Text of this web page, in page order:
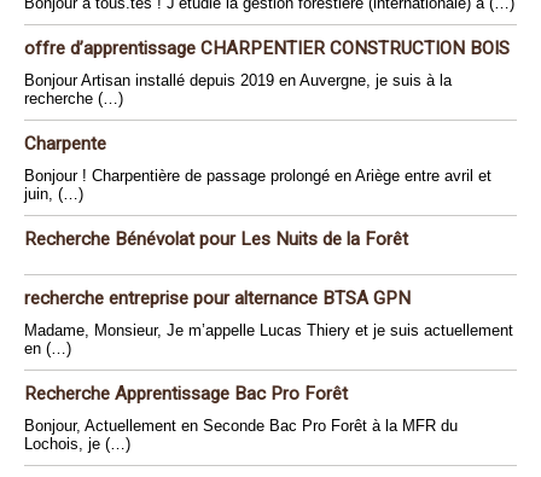
offre d’apprentissage CHARPENTIER CONSTRUCTION BOIS
Bonjour Artisan installé depuis 2019 en Auvergne, je suis à la
recherche (…)
Charpente
Bonjour ! Charpentière de passage prolongé en Ariège entre avril et
juin, (…)
Recherche Bénévolat pour Les Nuits de la Forêt
recherche entreprise pour alternance BTSA GPN
Madame, Monsieur, Je m’appelle Lucas Thiery et je suis actuellement
en (…)
Recherche Apprentissage Bac Pro Forêt
Bonjour, Actuellement en Seconde Bac Pro Forêt à la MFR du
Lochois, je (…)